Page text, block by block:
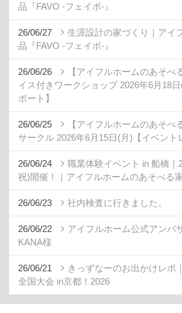
品『FAVO -フェイボ-』
26/06/27
生涯設計の家づくり｜アイ
品『FAVO -フェイボ-』
26/06/26
【アイフルホームのあそべ
イス付きワークショップ 2026年6月18
ポート】
26/06/25
【アイフルホームのあそべ
サークル 2026年6月15日(月)【イベント
26/06/24
職業体験イベント in 船橋｜
祝)開催！｜アイフルホームのあそべる
26/06/23 社内検査に行きました。
26/06/22
アイフルホーム公式アンバ
KANA様
26/06/21
きっずなーのお出かけレポ
全国大会 in京都！2026